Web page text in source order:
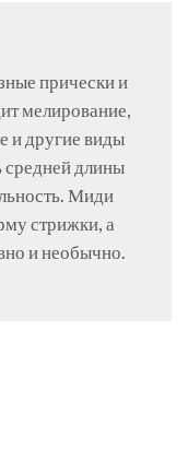
прически и
мелирование,
и другие виды
средней длины
Миди
стрижки, а
и необычно.